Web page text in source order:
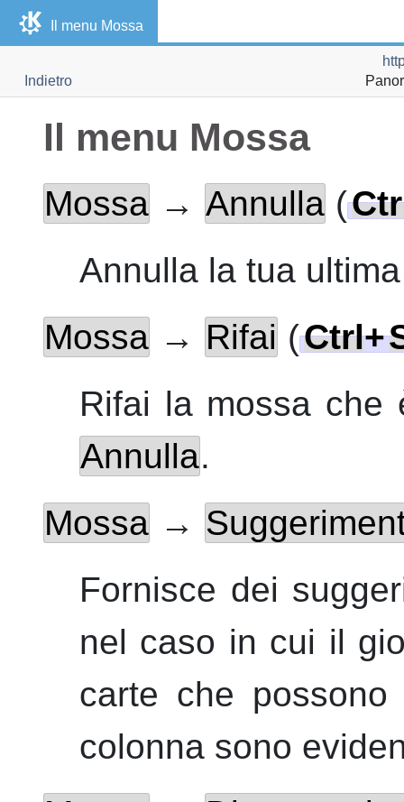
Il menu Mossa
Indietro
Il menu Mossa
Mossa → Annulla (
Annulla la tua
Mossa → Rifai (Ctrl+
Rifai la mossa che
Annulla.
Mossa →
Fornisce dei
nel caso in cui il
carte che
colonna sono